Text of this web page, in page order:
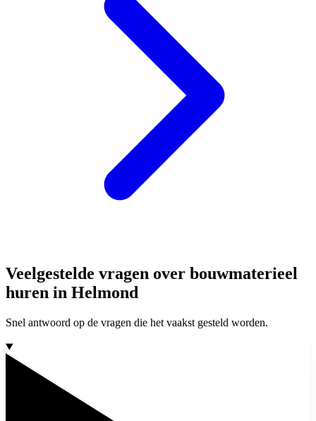
Veelgestelde vragen over bouwmaterieel
huren in Helmond
Snel antwoord op de vragen die het vaakst gesteld worden.